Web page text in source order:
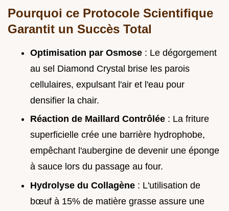
Pourquoi ce Protocole Scientifique
Garantit un Succès Total
Optimisation par Osmose : Le dégorgement
au sel Diamond Crystal brise les parois
cellulaires, expulsant l'air et l'eau pour
densifier la chair.
Réaction de Maillard Contrôlée : La friture
superficielle crée une barrière hydrophobe,
empêchant l'aubergine de devenir une éponge
à sauce lors du passage au four.
Hydrolyse du Collagène : L'utilisation de
bœuf à 15% de matière grasse assure une